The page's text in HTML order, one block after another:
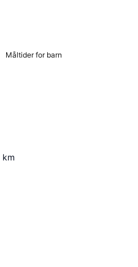
Måltider for barn
km